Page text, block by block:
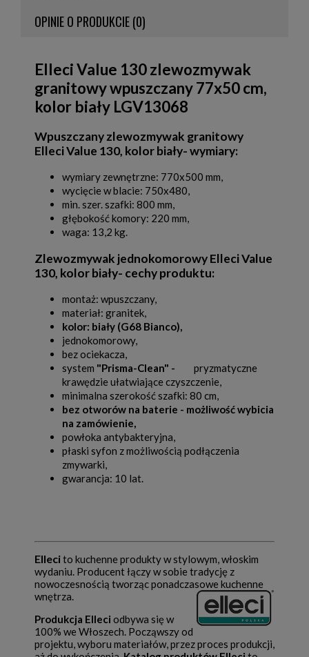
OPINIE O PRODUKCIE (0)
Elleci Value 130 zlewozmywak
granitowy wpuszczany 77x50 cm,
kolor biały LGV13068
Wpuszczany zlewozmywak granitowy
Elleci Value 130, kolor biały- wymiary:
wymiary zewnętrzne: 770x500 mm,
wycięcie w blacie: 750x480,
min. szer. szafki: 800 mm,
głębokość komory: 220 mm,
waga: 13,2 kg.
Zlewozmywak jednokomorowy Elleci Value
130, kolor biały- cechy produktu:
montaż: wpuszczany,
materiał: granitek,
kolor: biały (G68 Bianco),
jednokomorowy,
bez ociekacza,
system "Prisma-Clean" -
pryzmatyczne
krawędzie ułatwiające czyszczenie,
minimalna szerokość szafki: 80 cm,
bez otworów na baterie - możliwość wybicia
na zamówienie,
powłoka antybakteryjna,
płaski syfon z możliwością podłączenia
zmywarki,
gwarancja: 10 lat.
Ellecito kuchenne produkty w stylowym, włoskim
wydaniu. Producent łączy w sobie tradycję z
nowoczesnością tworząc ponadczasowe kuchenne
wnętrza.
Produkcja Elleci odbywa się w
100% we Włoszech. Począwszy od
projektu, wyboru materiałów, przez proces produkcji,